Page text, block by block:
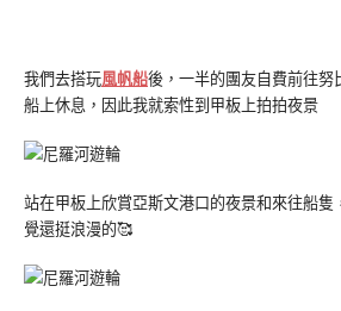
我們去搭玩風帆船後，一半的團友自費前往努
船上休息，因此我就索性到甲板上拍拍夜景
站在甲板上欣賞亞斯文港口的夜景和來往船
覺還挺浪漫的🥰